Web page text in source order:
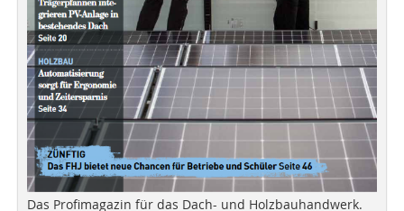
Das Profimagazin für das Dach- und Holzbauhandwerk.